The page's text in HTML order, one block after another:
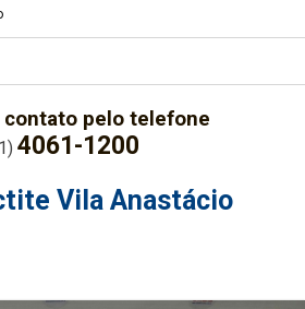
contato pelo telefone
4061-1200
Vila Anastácio